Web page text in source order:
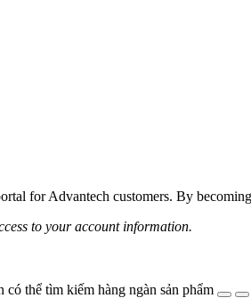
for Advantech customers. By
to your account information.
có thể tìm kiếm hàng ngàn sản phẩm